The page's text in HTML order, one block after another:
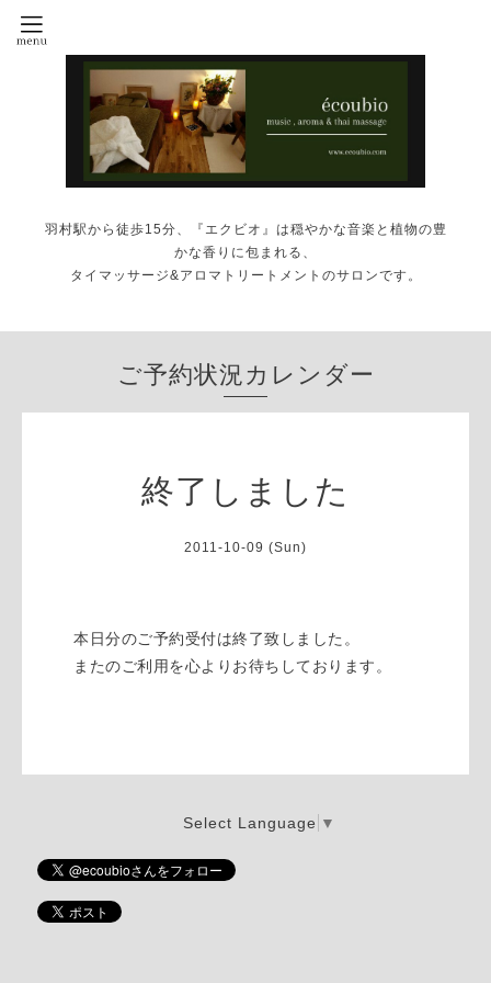
羽村駅から徒歩15分、『エクビオ』は穏やかな音楽と植物の豊
かな香りに包まれる、
タイマッサージ&アロマトリートメントのサロンです。
ご予約状況カレンダー
終了しました
2011-10-09 (Sun)
本日分のご予約受付は終了致しました。
またのご利用を心よりお待ちしております。
Select Language ▼